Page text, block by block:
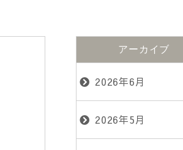
アーカイブ
2026年6月
2026年5月